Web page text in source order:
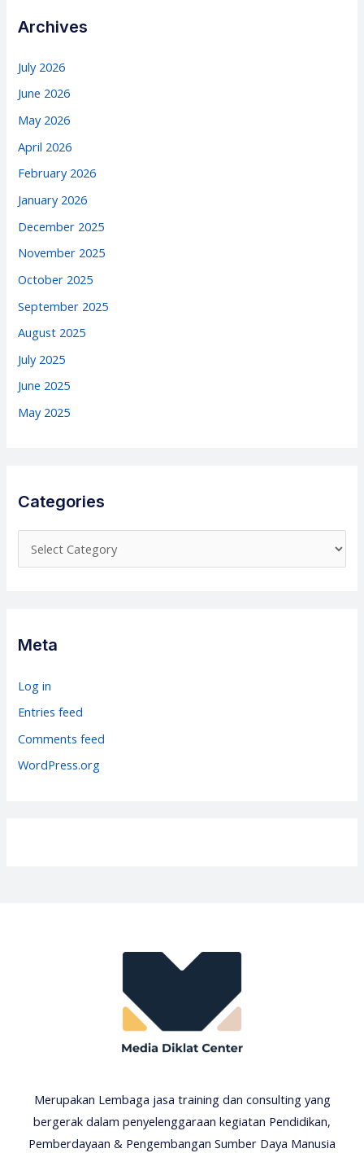
Archives
July 2026
June 2026
May 2026
April 2026
February 2026
January 2026
December 2025
November 2025
October 2025
September 2025
August 2025
July 2025
June 2025
May 2025
Categories
a
g
r
i
Meta
Log in
Entries feed
Comments feed
WordPress.org
Merupakan Lembaga jasa training dan consulting yang
bergerak dalam penyelenggaraan kegiatan Pendidikan,
Pemberdayaan & Pengembangan Sumber Daya Manusia